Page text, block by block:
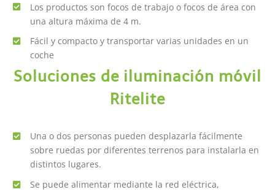
Los productos son focos de trabajo o focos de área con
una altura máxima de 4 m.
Fácil y compacto y transportar varias unidades en un
coche
Soluciones de iluminación móvil
Ritelite
Una o dos personas pueden desplazarla fácilmente
sobre ruedas por diferentes terrenos para instalarla en
distintos lugares.
Se puede alimentar mediante la red eléctrica,